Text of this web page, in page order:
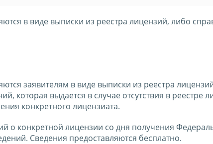
в виде выписки из реестра лицензий, либо
заявителям в виде выписки из реестра
которая выдается в случае отсутствия в реестре
конкретного лицензиата.
о конкретной лицензии со дня получения
Сведения предоставляются бесплатно.